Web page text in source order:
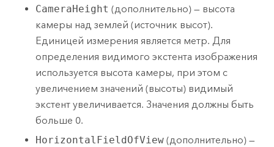
CameraHeight (дополнительно) — высота
камеры над землей (источник высот).
Единицей измерения является метр. Для
определения видимого экстента изображения
используется высота камеры, при этом с
увеличением значений (высоты) видимый
экстент увеличивается. Значения должны быть
больше 0.
HorizontalFieldOfView (дополнительно) —